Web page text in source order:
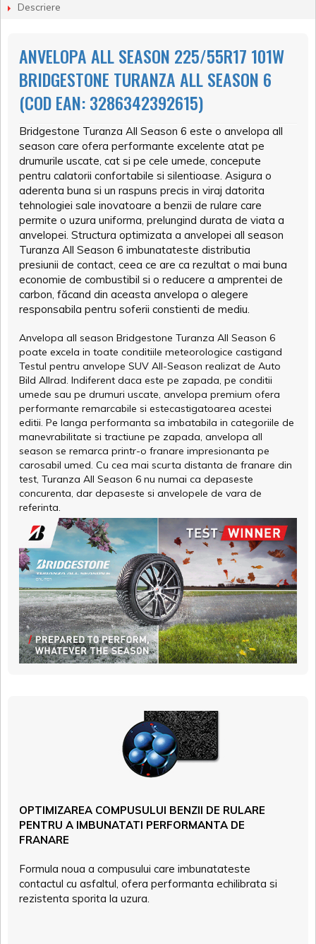
Descriere
ANVELOPA ALL SEASON 225/55R17 101W
BRIDGESTONE TURANZA ALL SEASON 6
(COD EAN: 3286342392615)
Bridgestone Turanza All Season 6 este o anvelopa all
season care ofera performante excelente atat pe
drumurile uscate, cat si pe cele umede, concepute
pentru calatorii confortabile si silentioase. Asigura o
aderenta buna si un raspuns precis in viraj datorita
tehnologiei sale inovatoare a benzii de rulare care
permite o uzura uniforma, prelungind durata de viata a
anvelopei. Structura optimizata a anvelopei all season
Turanza All Season 6 imbunatateste distributia
presiunii de contact, ceea ce are ca rezultat o mai buna
economie de combustibil si o reducere a amprentei de
carbon, făcand din aceasta anvelopa o alegere
responsabila pentru soferii constienti de mediu.
Anvelopa all season Bridgestone Turanza All Season 6
poate excela in toate conditiile meteorologice castigand
Testul pentru anvelope SUV All-Season realizat de Auto
Bild Allrad. Indiferent daca este pe zapada, pe conditii
umede sau pe drumuri uscate, anvelopa premium ofera
performante remarcabile si estecastigatoarea acestei
editii. Pe langa performanta sa imbatabila in categoriile de
manevrabilitate si tractiune pe zapada, anvelopa all
season se remarca printr-o franare impresionanta pe
carosabil umed. Cu cea mai scurta distanta de franare din
test, Turanza All Season 6 nu numai ca depaseste
concurenta, dar depaseste si anvelopele de vara de
referinta.
OPTIMIZAREA COMPUSULUI BENZII DE RULARE
PENTRU A IMBUNATATI PERFORMANTA DE
FRANARE
Formula noua a compusului care imbunatateste
contactul cu asfaltul, ofera performanta echilibrata si
rezistenta sporita la uzura.